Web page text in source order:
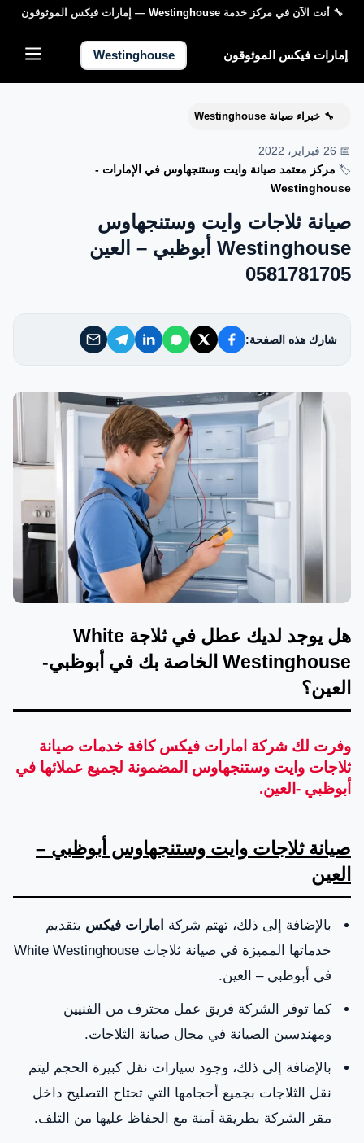
🔧 أنت الآن في مركز خدمةWestinghouse — إمارات فيكس الموثوقون
إمارات فيكس الموثوقون Westinghouse
تواصل معنا
سياسة الخصوصية
الأسئلة الشائعة
EN — English Version
🔧 خبراء صيانة Westinghouse
📅 26 فبراير، 2022
🏷️ مركز معتمد صيانة وايت وستنجهاوس في الإمارات -
Westinghouse
صيانة ثلاجات وايت وستنجهاوس
Westinghouse أبوظبي – العين
0581781705
شارك هذه الصفحة:
هل يوجد لديك عطل في ثلاجة White
Westinghouse الخاصة بك في أبوظبي-
العين؟
وفرت لك شركة امارات فيكس كافة خدمات صيانة
ثلاجات وايت وستنجهاوس المضمونة لجميع عملائها في
أبوظبي -العين.
صيانة ثلاجات وايت وستنجهاوس أبوظبي –
العين
بالإضافة إلى ذلك، تهتم شركة امارات فيكس بتقديم
خدماتها المميزة في صيانة ثلاجات White Westinghouse
في أبوظبي – العين.
كما توفر الشركة فريق عمل محترف من الفنيين
ومهندسين الصيانة في مجال صيانة الثلاجات.
بالإضافة إلى ذلك، وجود سيارات نقل كبيرة الحجم ليتم
نقل الثلاجات بجميع أحجامها التي تحتاج التصليح داخل
مقر الشركة بطريقة آمنة مع الحفاظ عليها من التلف.